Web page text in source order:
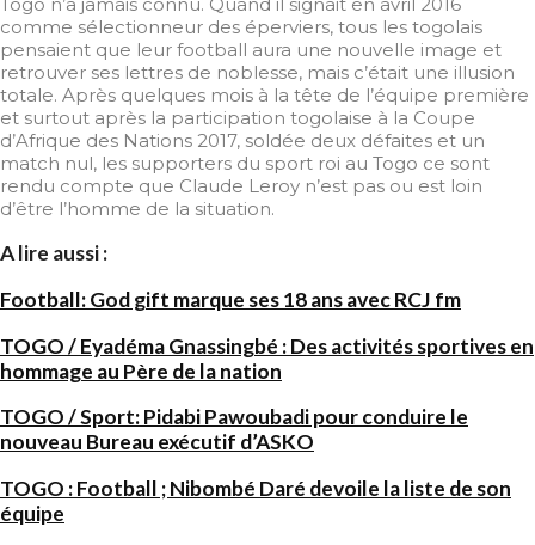
comme sélectionneur des éperviers, tous les togolais
pensaient que leur football aura une nouvelle image et
retrouver ses lettres de noblesse, mais c’était une illusion
totale. Après quelques mois à la tête de l’équipe première
et surtout après la participation togolaise à la Coupe
d’Afrique des Nations 2017, soldée deux défaites et un
match nul, les supporters du sport roi au Togo ce sont
rendu compte que Claude Leroy n’est pas ou est loin
d’être l’homme de la situation.
A lire aussi :
Football: God gift marque ses 18 ans avec RCJ fm
TOGO / Eyadéma Gnassingbé : Des activités sportives en
hommage au Père de la nation
TOGO / Sport: Pidabi Pawoubadi pour conduire le
nouveau Bureau exécutif d’ASKO
TOGO : Football ; Nibombé Daré devoile la liste de son
équipe